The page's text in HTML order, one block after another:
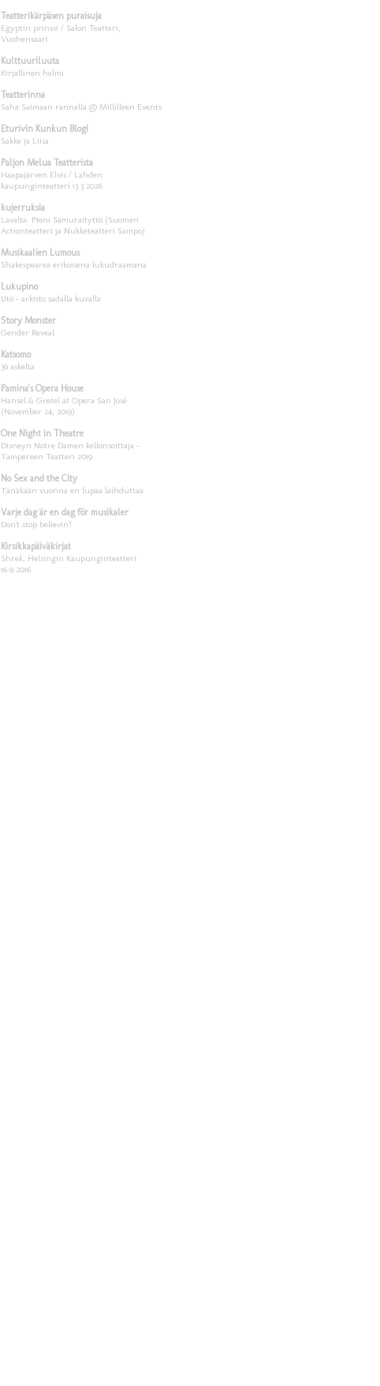
Teatterikärpäsen puraisuja
Egyptin prinssi / Salon Teatteri,
Vuohensaari
Kulttuuriluuta
Kirjallinen helmi
Teatterinna
Saha Saimaan rannalla @ Millilleen Events
Eturivin Kunkun Blogi
Sakke ja Liisa
Paljon Melua Teatterista
Haapajärven Elvis / Lahden
kaupunginteatteri 13.3.2026
kujerruksia
Lavalta: Pieni Samuraityttö (Suomen
Actionteatteri ja Nukketeatteri Sampo)
Musikaalien Lumous
Shakespearea erikoisena lukudraamana
Lukupino
Utö - arkisto sadalla kuvalla
Story Monster
Gender Reveal
Katsomo
39 askelta
Pamina's Opera House
Hansel & Gretel at Opera San José
(November 24, 2019)
One Night in Theatre
Disneyn Notre Damen kellonsoittaja –
Tampereen Teatteri 2019
No Sex and the City
Tänäkään vuonna en lupaa laihduttaa
Varje dag är en dag för musikaler
Don't stop believin'!
Kirsikkapäiväkirjat
Shrek, Helsingin Kaupunginteatteri
16.9.2016